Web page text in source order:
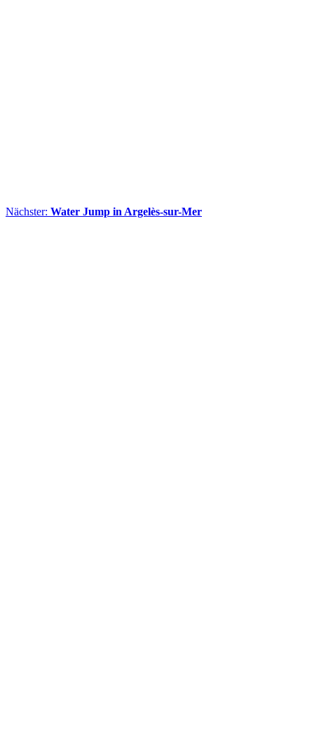
Nächster: Water Jump in Argelès-sur-Mer